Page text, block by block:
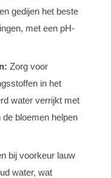
gedijen het beste
met een pH-
Zorg voor
in het
water verrijkt met
bloemen helpen
bij voorkeur lauw
water, wat